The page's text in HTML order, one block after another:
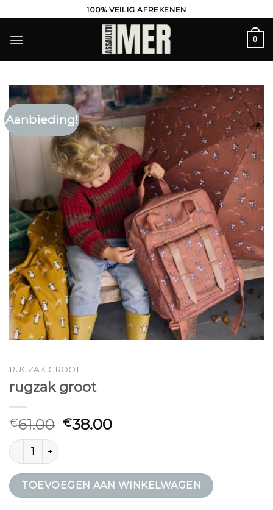
naar
inhoud
100% VEILIG AFREKENEN
0
Aanbieding!
RUGZAK GROOT
rugzak groot
€61.00 €38.00
rugzak groot aantal
TOEVOEGEN AAN WINKELWAGEN